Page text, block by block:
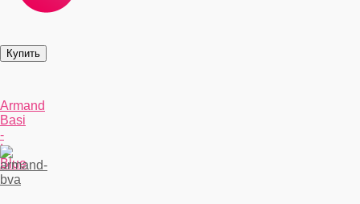
Armand
Basi
-
In
Blue